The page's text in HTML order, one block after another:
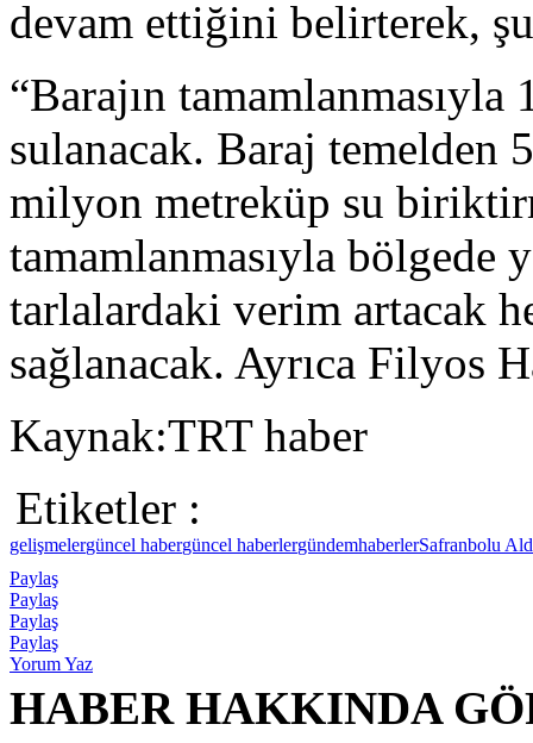
devam ettiğini belirterek,
“Barajın
sulanacak. Baraj temelden
milyon metreküp su
tamamlanmasıyla bölgede
tarlalardaki verim artacak
sağlanacak. Ayrıca Filyos
Kaynak:TRT haber
Etiketler :
gelişmelergüncel habergüncel haberlergündemhaberlerSafranbolu
Paylaş
Paylaş
Paylaş
Paylaş
Yorum Yaz
HABER HAKKINDA